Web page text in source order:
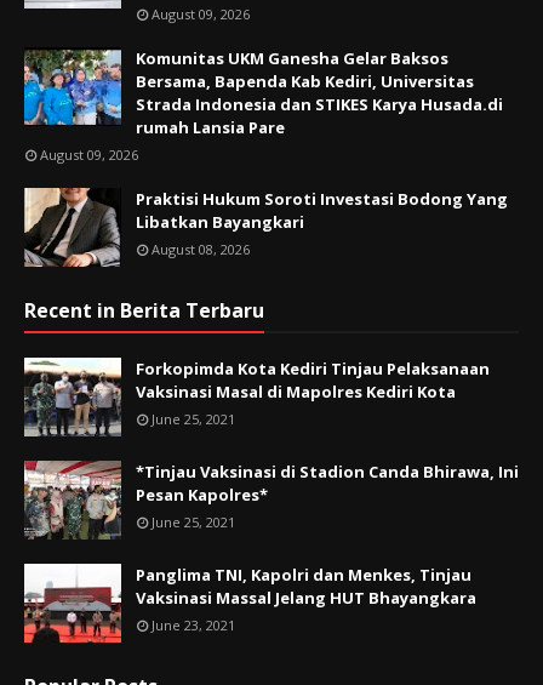
August 09, 2026
Komunitas UKM Ganesha Gelar Baksos
Bersama, Bapenda Kab Kediri, Universitas
Strada Indonesia dan STIKES Karya Husada.di
rumah Lansia Pare
August 09, 2026
Praktisi Hukum Soroti Investasi Bodong Yang
Libatkan Bayangkari
August 08, 2026
Recent in Berita Terbaru
Forkopimda Kota Kediri Tinjau Pelaksanaan
Vaksinasi Masal di Mapolres Kediri Kota
June 25, 2021
*Tinjau Vaksinasi di Stadion Canda Bhirawa, Ini
Pesan Kapolres*
June 25, 2021
Panglima TNI, Kapolri dan Menkes, Tinjau
Vaksinasi Massal Jelang HUT Bhayangkara
June 23, 2021